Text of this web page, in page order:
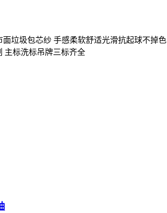
垃圾包芯纱 手感柔软舒适光滑抗起球不掉色
主标洗标吊牌三标齐全